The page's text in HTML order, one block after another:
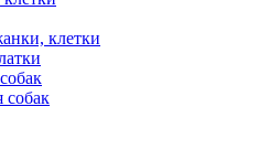
клетки
собак